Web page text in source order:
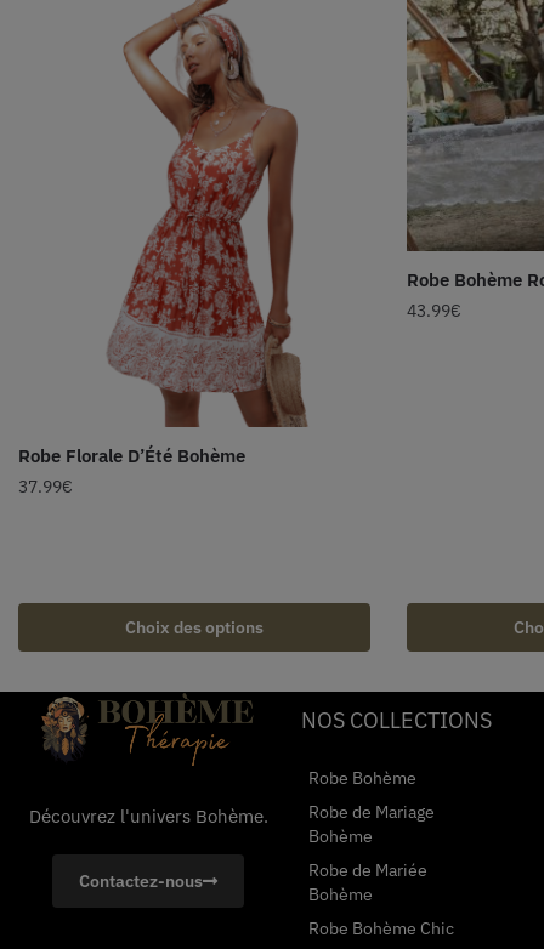
Robe Florale D’Été Bohème
37.99€
Choix des options
Robe Bohème
43.99€
Découvrez l'univers Bohème.
Contactez-nous
NOS COLLECTIONS
Robe Bohème
Robe de Mariage
Bohème
Robe de Mariée
Bohème
Robe Bohème Chic